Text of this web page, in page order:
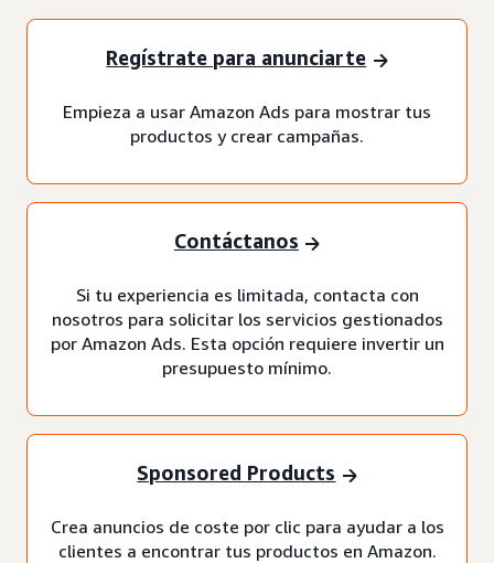
Regístrate para anunciarte
Empieza a usar Amazon Ads para mostrar tus
productos y crear campañas.
Contáctanos
Si tu experiencia es limitada, contacta con
nosotros para solicitar los servicios gestionados
por Amazon Ads. Esta opción requiere invertir un
presupuesto mínimo.
Sponsored Products
Crea anuncios de coste por clic para ayudar a los
clientes a encontrar tus productos en Amazon.